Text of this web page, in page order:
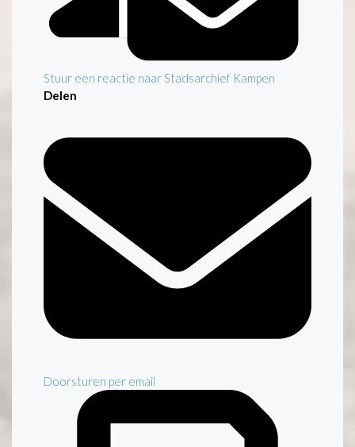
Stuur een reactie naar Stadsarchief Kampen
Delen
Doorsturen per email